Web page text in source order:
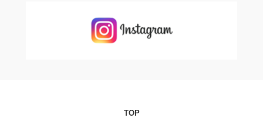
TOP